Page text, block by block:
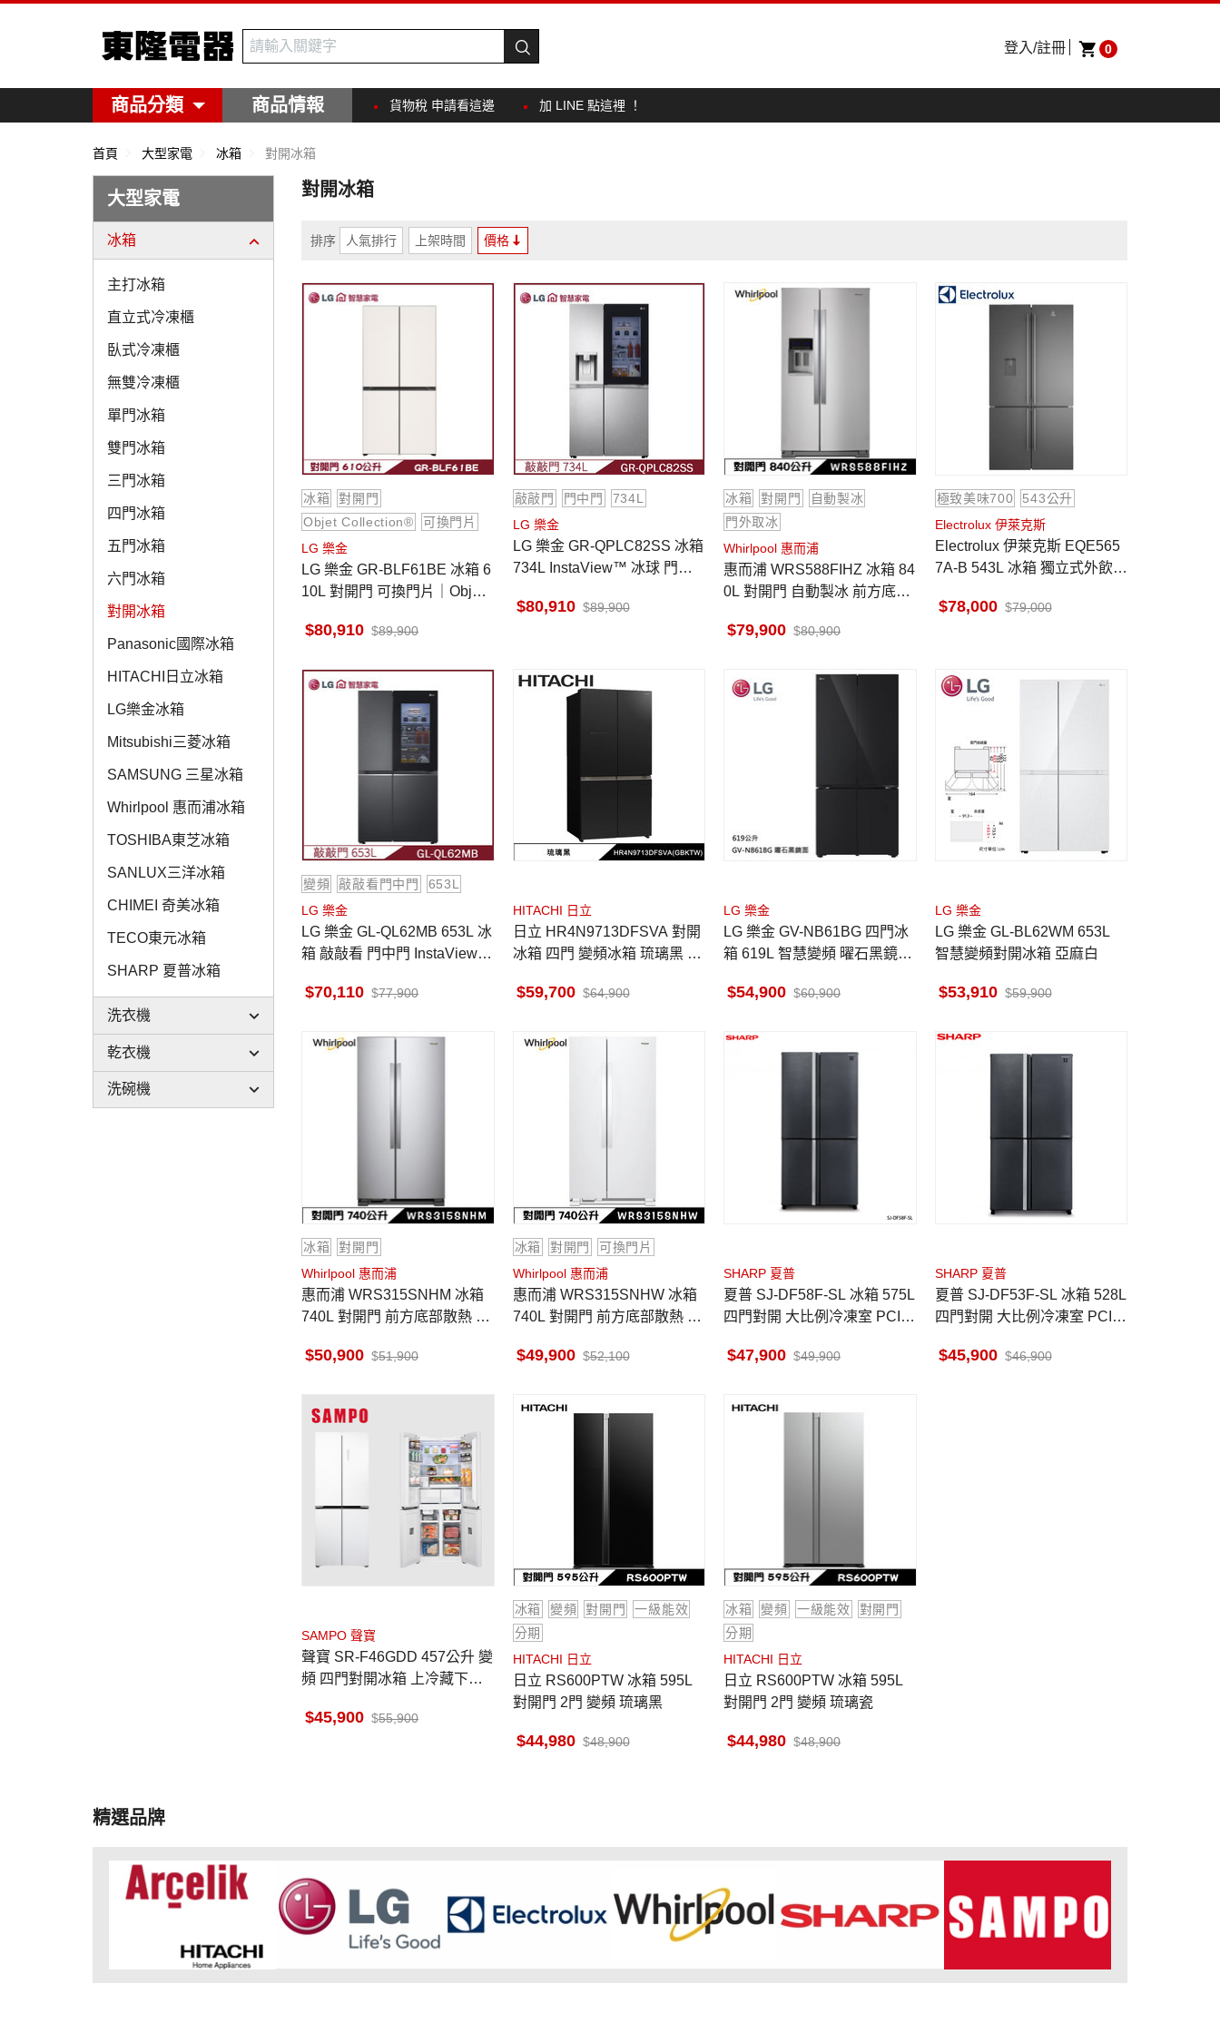
東隆電器
0
登入/註冊
商品分類 商品情報 貨物稅 申請看這邊 加 LINE 點這裡 ！
首頁 大型家電 冰箱 對開冰箱
大型家電
冰箱
主打冰箱
直立式冷凍櫃
臥式冷凍櫃
無雙冷凍櫃
單門冰箱
雙門冰箱
三門冰箱
四門冰箱
五門冰箱
六門冰箱
對開冰箱
Panasonic國際冰箱
HITACHI日立冰箱
LG樂金冰箱
Mitsubishi三菱冰箱
SAMSUNG 三星冰箱
Whirlpool 惠而浦冰箱
TOSHIBA東芝冰箱
SANLUX三洋冰箱
CHIMEI 奇美冰箱
TECO東元冰箱
SHARP 夏普冰箱
洗衣機
乾衣機
洗碗機
對開冰箱
排序 人氣排行 上架時間 價格
冰箱
對開門
Objet Collection®
可換門片
LG 樂金
LG 樂金 GR-BLF61BE 冰箱 6
10L 對開門 可換門片｜Objet
80,910 89,900
敲敲門 門中門
734L
LG 樂金
LG 樂金 GR-QPLC82SS 冰箱
734L InstaView™ 冰球 門中
80,910 89,900
冰箱 對開門
自動製冰
門外取冰
Whirlpool 惠而浦
惠而浦 WRS588FIHZ 冰箱 84
0L 對開門 自動製冰 前方底部
79,900 80,900
極致美味700
543公升
Electrolux 伊萊克斯
Electrolux 伊萊克斯 EQE565
7A-B 543L 冰箱 獨立式外飲水
78,000 79,000
變頻 敲敲看門中門
653L
LG 樂金
LG 樂金 GL-QL62MB 653L 冰
箱 敲敲看 門中門 InstaView™
70,110 77,900
HITACHI 日立
日立 HR4N9713DFSVA 對開
冰箱 四門 變頻冰箱 琉璃黑 魔
59,700 64,900
LG 樂金
LG 樂金 GV-NB61BG 四門冰
箱 619L 智慧變頻 曜石黑鏡面
54,900 60,900
LG 樂金
LG 樂金 GL-BL62WM 653L
智慧變頻對開冰箱 亞麻白
53,910 59,900
冰箱
對開門
Whirlpool 惠而浦
惠而浦 WRS315SNHM 冰箱
740L 對開門 前方底部散熱 墨
50,900 51,900
冰箱 對開門
可換門片
Whirlpool 惠而浦
惠而浦 WRS315SNHW 冰箱
740L 對開門 前方底部散熱 墨
49,900 52,100
SHARP 夏普
夏普 SJ-DF58F-SL 冰箱 575L
四門對開 大比例冷凍室 PCI自
47,900 49,900
SHARP 夏普
夏普 SJ-DF53F-SL 冰箱 528L
四門對開 大比例冷凍室 PCI自
45,900 46,900
SAMPO 聲寶
聲寶 SR-F46GDD 457公升 變
頻 四門對開冰箱 上冷藏下冷
45,900 55,900
冰箱 變頻 對開門
一級能效
分期
HITACHI 日立
日立 RS600PTW 冰箱 595L
對開門 2門 變頻 琉璃黑
44,980 48,900
冰箱 變頻 一級能效
對開門
分期
HITACHI 日立
日立 RS600PTW 冰箱 595L
對開門 2門 變頻 琉璃瓷
44,980 48,900
精選品牌